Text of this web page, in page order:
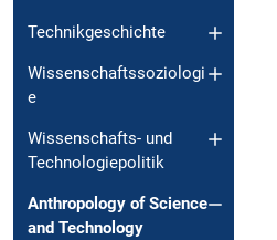
Technikgeschichte
Wissenschaftssoziologi
e
Wissenschafts- und
Technologiepolitik
Anthropology of Science
and Technology